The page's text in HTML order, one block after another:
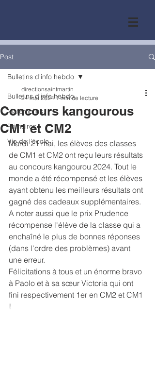
Post
Bulletins d'info hebdo
Maternelles
Primaires
Vie de l'école
Bulletins d'info hebdo
Concours kangourous
CM1 et CM2
directionsaintmartin
24 mai 2024 1 min de lecture
Mardi 21 mai, les élèves des classes
de CM1 et CM2 ont reçu leurs résultats
au concours kangourou 2024. Tout le
monde a été récompensé et les élèves
ayant obtenu les meilleurs résultats ont
gagné des cadeaux supplémentaires.
A noter aussi que le prix Prudence
récompense l'élève de la classe qui a
enchaîné le plus de bonnes réponses
(dans l'ordre des problèmes) avant
une erreur.
Félicitations à tous et un énorme bravo
à Paolo et à sa sœur Victoria qui ont
fini respectivement 1er en CM2 et CM1
!